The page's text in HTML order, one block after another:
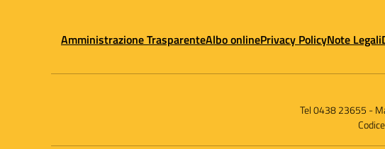
Amministrazione TrasparenteAlbo onlinePrivacy PolicyNote Legali
Tel 0438 23655 -